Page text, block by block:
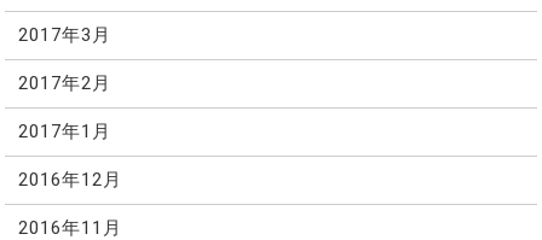
2017年3月
2017年2月
2017年1月
2016年12月
2016年11月